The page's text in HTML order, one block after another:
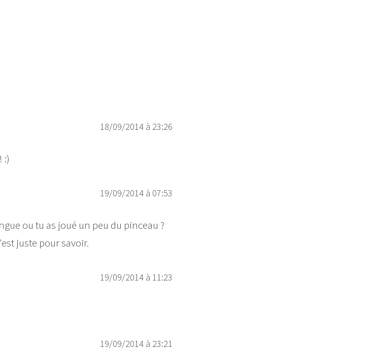
18/09/2014 à 23:26
:)
19/09/2014 à 07:53
ou tu as joué un peu du pinceau ?
juste pour savoir.
19/09/2014 à 11:23
19/09/2014 à 23:21